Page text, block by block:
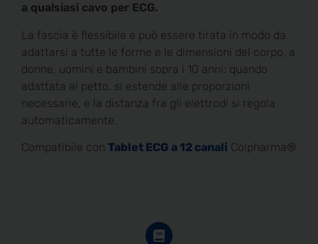
a qualsiasi cavo per ECG.
La fascia è flessibile e può essere tirata in modo da
adattarsi a tutte le forme e le dimensioni del corpo, a
donne, uomini e bambini sopra i 10 anni: quando
adattata al petto, si estende alle proporzioni
necessarie, e la distanza fra gli elettrodi si regola
automaticamente.
Compatibile con Tablet ECG a 12 canali Colpharma®